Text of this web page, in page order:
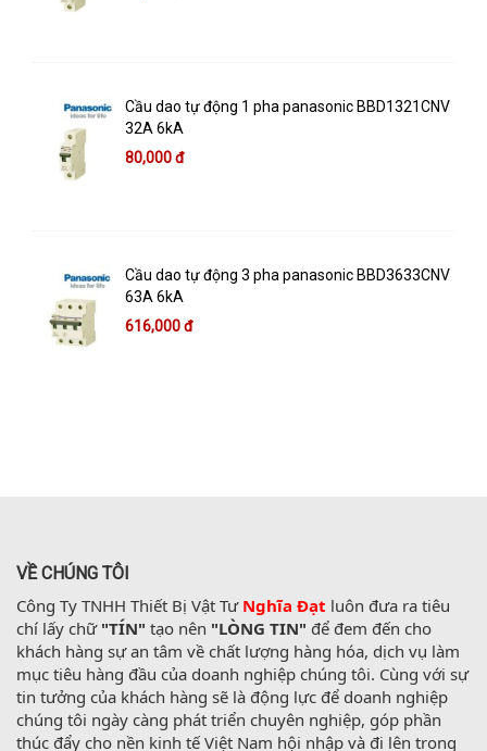
Cầu dao tự động 1 pha panasonic BBD1321CNV
32A 6kA
80,000 đ
Cầu dao tự động 3 pha panasonic BBD3633CNV
63A 6kA
616,000 đ
VỀ CHÚNG TÔI
Công Ty TNHH Thiết Bị Vật Tư Nghĩa Đạt luôn đưa ra tiêu
chí lấy chữ "TÍN" tạo nên "LÒNG TIN" để đem đến cho
khách hàng sự an tâm về chất lượng hàng hóa, dịch vụ làm
mục tiêu hàng đầu của doanh nghiệp chúng tôi. Cùng với sự
tin tưởng của khách hàng sẽ là động lực để doanh nghiệp
chúng tôi ngày càng phát triển chuyên nghiệp, góp phần
thúc đẩy cho nền kinh tế Việt Nam hội nhập và đi lên trong